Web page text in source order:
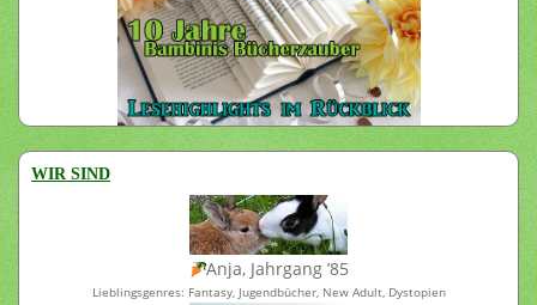
WIR SIND
Anja, Jahrgang ’85
Lieblingsgenres: Fantasy, Jugendbücher, New Adult, Dystopien